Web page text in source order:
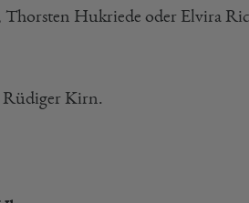
Thorsten Hukriede oder Elvira
Rüdiger Kirn.